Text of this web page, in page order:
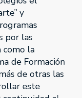
y
por las
como la
de Formación
de otras las
este